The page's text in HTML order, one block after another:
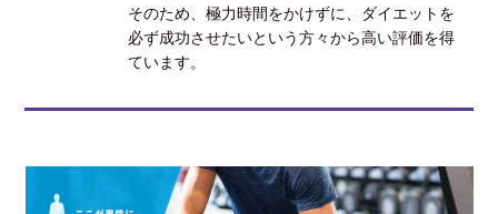
そのため、極力時間をかけずに、ダイエットを
必ず成功させたいという方々から高い評価を得
ています。